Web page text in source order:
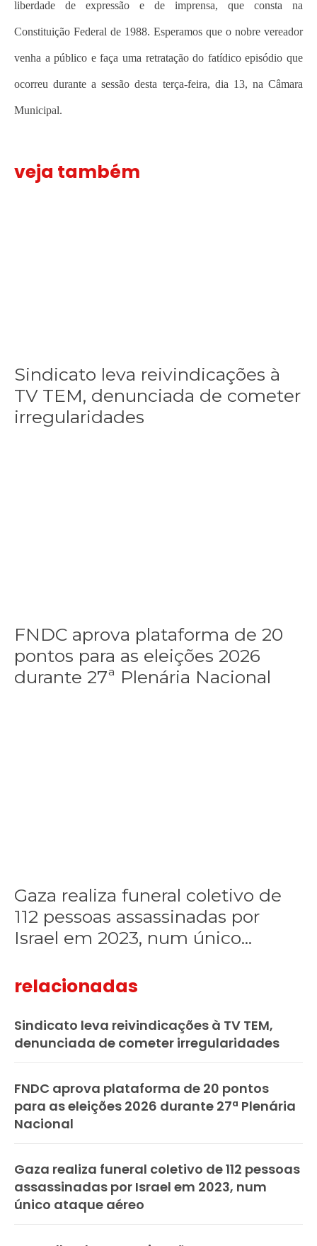
liberdade de expressão e de imprensa, que consta na
Constituição Federal de 1988. Esperamos que o nobre vereador
venha a público e faça uma retratação do fatídico episódio que
ocorreu durante a sessão desta terça-feira, dia 13, na Câmara
Municipal.
veja também
Sindicato leva reivindicações à
TV TEM, denunciada de cometer
irregularidades
FNDC aprova plataforma de 20
pontos para as eleições 2026
durante 27ª Plenária Nacional
Gaza realiza funeral coletivo de
112 pessoas assassinadas por
Israel em 2023, num único...
relacionadas
Sindicato leva reivindicações à TV TEM,
denunciada de cometer irregularidades
FNDC aprova plataforma de 20 pontos
para as eleições 2026 durante 27ª Plenária
Nacional
Gaza realiza funeral coletivo de 112 pessoas
assassinadas por Israel em 2023, num
único ataque aéreo